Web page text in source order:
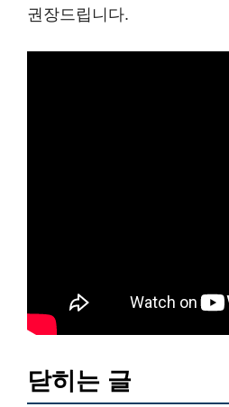
권장드립니다.
닫히는 글